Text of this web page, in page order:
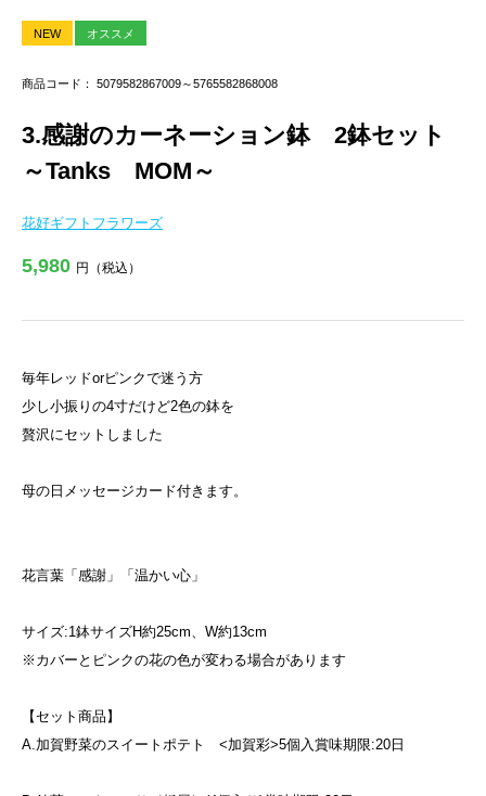
NEW オススメ
商品コード： 5079582867009～5765582868008
3.感謝のカーネーション鉢 2鉢セット
～Tanks MOM～
花好ギフトフラワーズ
5,980 円（税込）
毎年レッドorピンクで迷う方
少し小振りの4寸だけど2色の鉢を
贅沢にセットしました
母の日メッセージカード付きます。
花言葉「感謝」「温かい心」
サイズ:1鉢サイズH約25cm、W約13cm
※カバーとピンクの花の色が変わる場合があります
【セット商品】
A.加賀野菜のスイートポテト <加賀彩>5個入賞味期限:20日